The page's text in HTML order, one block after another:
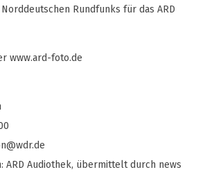
Rundfunks für das ARD
www.ard-foto.de
ARD Audiothek, übermittelt durch news